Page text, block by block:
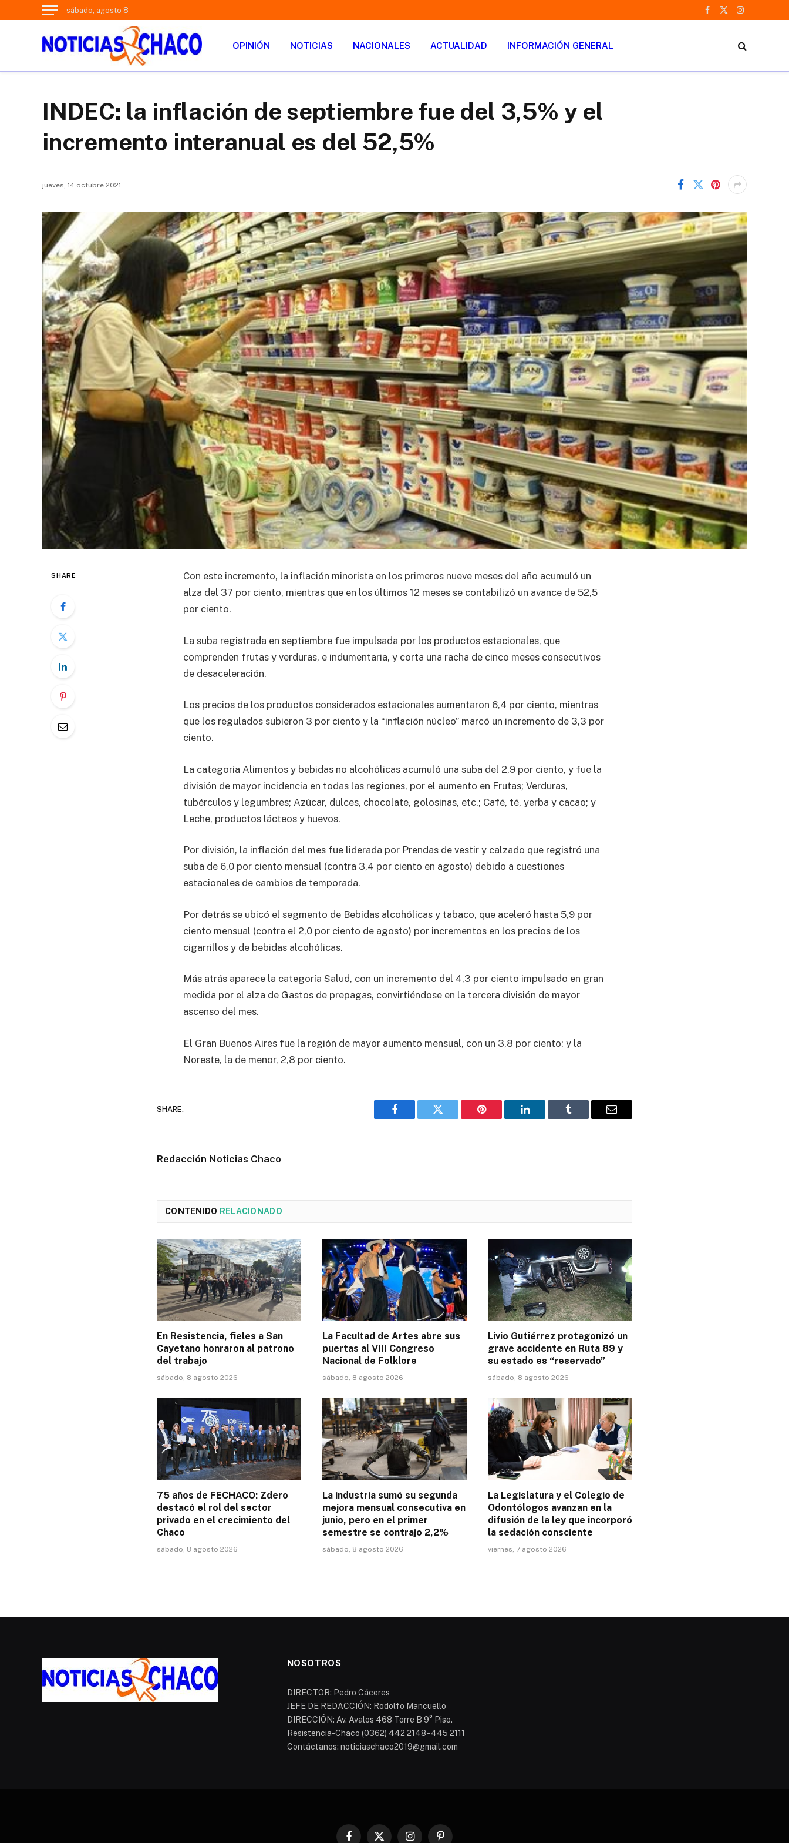
sábado, agosto 8
Facebook
X
Instagram
OPINIÓN NOTICIAS NACIONALES ACTUALIDAD INFORMACIÓN GENERAL
INDEC: la inflación de septiembre fue del 3,5% y el
incremento interanual es del 52,5%
jueves, 14 octubre 2021
SHARE
Con este incremento, la inflación minorista en los primeros nueve meses del año acumuló un
alza del 37 por ciento, mientras que en los últimos 12 meses se contabilizó un avance de 52,5
por ciento.
La suba registrada en septiembre fue impulsada por los productos estacionales, que
comprenden frutas y verduras, e indumentaria, y corta una racha de cinco meses consecutivos
de desaceleración.
Los precios de los productos considerados estacionales aumentaron 6,4 por ciento, mientras
que los regulados subieron 3 por ciento y la “inflación núcleo” marcó un incremento de 3,3 por
ciento.
La categoría Alimentos y bebidas no alcohólicas acumuló una suba del 2,9 por ciento, y fue la
división de mayor incidencia en todas las regiones, por el aumento en Frutas; Verduras,
tubérculos y legumbres; Azúcar, dulces, chocolate, golosinas, etc.; Café, té, yerba y cacao; y
Leche, productos lácteos y huevos.
Por división, la inflación del mes fue liderada por Prendas de vestir y calzado que registró una
suba de 6,0 por ciento mensual (contra 3,4 por ciento en agosto) debido a cuestiones
estacionales de cambios de temporada.
Por detrás se ubicó el segmento de Bebidas alcohólicas y tabaco, que aceleró hasta 5,9 por
ciento mensual (contra el 2,0 por ciento de agosto) por incrementos en los precios de los
cigarrillos y de bebidas alcohólicas.
Más atrás aparece la categoría Salud, con un incremento del 4,3 por ciento impulsado en gran
medida por el alza de Gastos de prepagas, convirtiéndose en la tercera división de mayor
ascenso del mes.
El Gran Buenos Aires fue la región de mayor aumento mensual, con un 3,8 por ciento; y la
Noreste, la de menor, 2,8 por ciento.
SHARE.
Facebook Twitter Pinterest LinkedIn Tumblr Email
Redacción Noticias Chaco
CONTENIDO RELACIONADO
En Resistencia, fieles a San
Cayetano honraron al patrono
del trabajo
sábado, 8 agosto 2026
La Facultad de Artes abre sus
puertas al VIII Congreso
Nacional de Folklore
sábado, 8 agosto 2026
Livio Gutiérrez protagonizó un
grave accidente en Ruta 89 y
su estado es “reservado”
sábado, 8 agosto 2026
75 años de FECHACO: Zdero
destacó el rol del sector
privado en el crecimiento del
Chaco
sábado, 8 agosto 2026
La industria sumó su segunda
mejora mensual consecutiva en
junio, pero en el primer
semestre se contrajo 2,2%
sábado, 8 agosto 2026
La Legislatura y el Colegio de
Odontólogos avanzan en la
difusión de la ley que incorporó
la sedación consciente
viernes, 7 agosto 2026
NOSOTROS
DIRECTOR: Pedro Cáceres
JEFE DE REDACCIÓN: Rodolfo Mancuello
DIRECCIÓN: Av. Avalos 468 Torre B 9° Piso.
Resistencia-Chaco (0362) 442 2148 - 445 2111
Contáctanos: noticiaschaco2019@gmail.com
Facebook
X InstagramPinterest